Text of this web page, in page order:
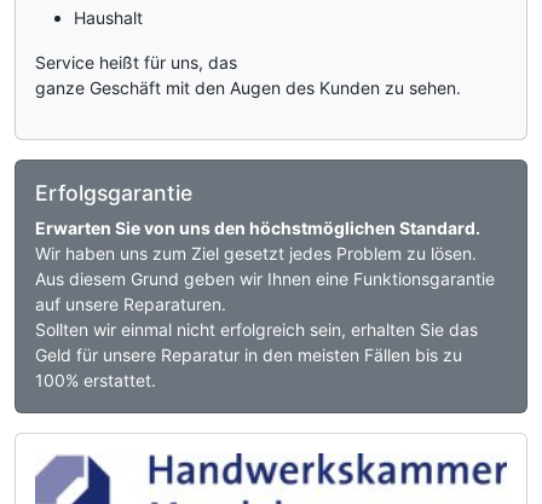
Haushalt
Service heißt für uns, das
ganze Geschäft mit den Augen des Kunden zu sehen.
Erfolgsgarantie
Erwarten Sie von uns den höchstmöglichen Standard.
Wir haben uns zum Ziel gesetzt jedes Problem zu lösen.
Aus diesem Grund geben wir Ihnen eine Funktionsgarantie
auf unsere Reparaturen.
Sollten wir einmal nicht erfolgreich sein, erhalten Sie das
Geld für unsere Reparatur in den meisten Fällen bis zu
100% erstattet.